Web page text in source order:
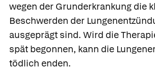
wegen der Grunderkrankung die
Beschwerden der
ausgeprägt sind. Wird die
spät begonnen, kann die
tödlich enden.